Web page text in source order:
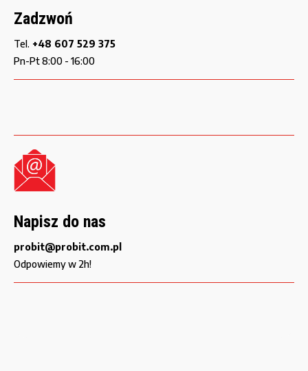
Zadzwoń
Tel. +48 607 529 375
Pn-Pt 8:00 - 16:00
Napisz do nas
probit@probit.com.pl
Odpowiemy w 2h!